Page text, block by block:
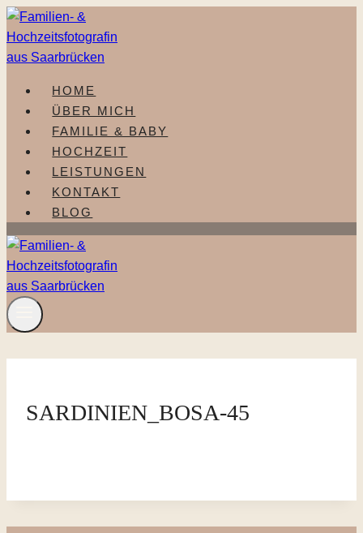
Zum
Inhalt
springen
HOME
ÜBER MICH
FAMILIE & BABY
HOCHZEIT
LEISTUNGEN
KONTAKT
BLOG
SARDINIEN_BOSA-45